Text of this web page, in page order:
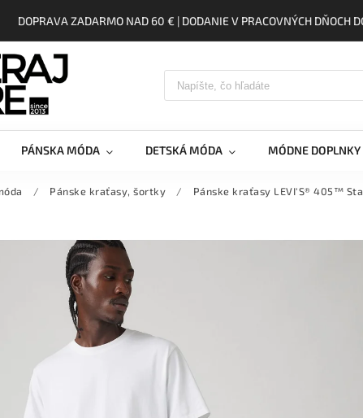
DOPRAVA ZADARMO NAD 60 € | DODANIE V PRACOVNÝCH DŇOCH
PÁNSKA MÓDA DETSKÁ MÓDA MÓDNE DOPLNKY
/ Pánske kraťasy, šortky / Pánske kraťasy LEVI'S® 405™